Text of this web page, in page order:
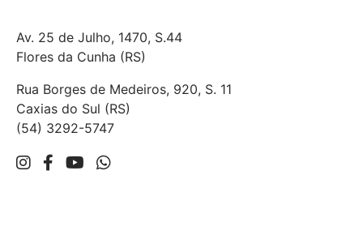
Av. 25 de Julho, 1470, S.44
Flores da Cunha (RS)
Rua Borges de Medeiros, 920, S. 11
Caxias do Sul (RS)
(54) 3292-5747